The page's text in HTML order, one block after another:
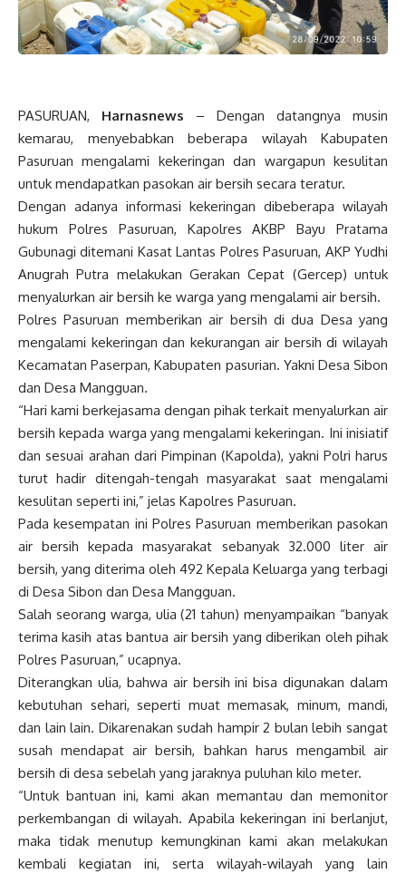
PASURUAN, Harnasnews – Dengan datangnya musin
kemarau, menyebabkan beberapa wilayah Kabupaten
Pasuruan mengalami kekeringan dan wargapun kesulitan
untuk mendapatkan pasokan air bersih secara teratur.
Dengan adanya informasi kekeringan dibeberapa wilayah
hukum Polres Pasuruan, Kapolres AKBP Bayu Pratama
Gubunagi ditemani Kasat Lantas Polres Pasuruan, AKP Yudhi
Anugrah Putra melakukan Gerakan Cepat (Gercep) untuk
menyalurkan air bersih ke warga yang mengalami air bersih.
Polres Pasuruan memberikan air bersih di dua Desa yang
mengalami kekeringan dan kekurangan air bersih di wilayah
Kecamatan Paserpan, Kabupaten pasurian. Yakni Desa Sibon
dan Desa Mangguan.
“Hari kami berkejasama dengan pihak terkait menyalurkan air
bersih kepada warga yang mengalami kekeringan. Ini inisiatif
dan sesuai arahan dari Pimpinan (Kapolda), yakni Polri harus
turut hadir ditengah-tengah masyarakat saat mengalami
kesulitan seperti ini,” jelas Kapolres Pasuruan.
Pada kesempatan ini Polres Pasuruan memberikan pasokan
air bersih kepada masyarakat sebanyak 32.000 liter air
bersih, yang diterima oleh 492 Kepala Keluarga yang terbagi
di Desa Sibon dan Desa Mangguan.
Salah seorang warga, ulia (21 tahun) menyampaikan “banyak
terima kasih atas bantua air bersih yang diberikan oleh pihak
Polres Pasuruan,” ucapnya.
Diterangkan ulia, bahwa air bersih ini bisa digunakan dalam
kebutuhan sehari, seperti muat memasak, minum, mandi,
dan lain lain. Dikarenakan sudah hampir 2 bulan lebih sangat
susah mendapat air bersih, bahkan harus mengambil air
bersih di desa sebelah yang jaraknya puluhan kilo meter.
“Untuk bantuan ini, kami akan memantau dan memonitor
perkembangan di wilayah. Apabila kekeringan ini berlanjut,
maka tidak menutup kemungkinan kami akan melakukan
kembali kegiatan ini, serta wilayah-wilayah yang lain